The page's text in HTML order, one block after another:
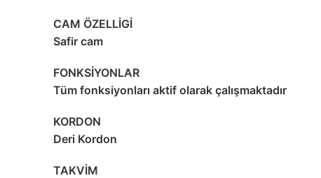
CAM ÖZELLİGİ
Safir cam
FONKSİYONLAR
Tüm fonksiyonları aktif olarak çalışmaktadır
KORDON
Deri Kordon
TAKVİM